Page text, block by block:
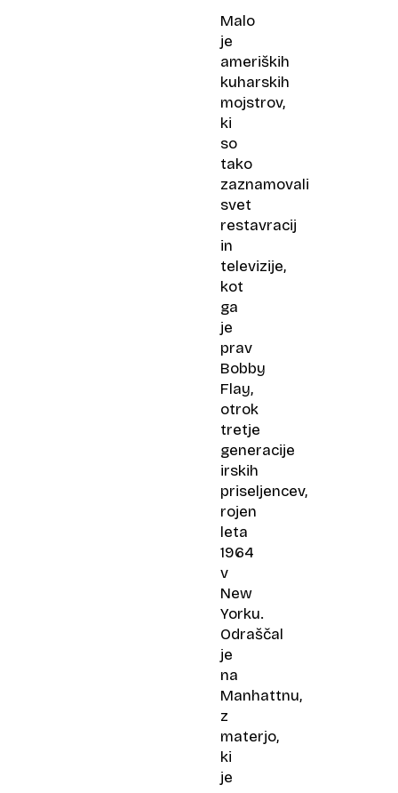
hrano
sovražil
pretvarjanje
Malo
je
ameriških
kuharskih
mojstrov,
ki
so
tako
zaznamovali
svet
restavracij
in
televizije,
kot
ga
je
prav
Bobby
Flay,
otrok
tretje
generacije
irskih
priseljencev,
rojen
leta
1964
v
New
Yorku.
Odraščal
je
na
Manhattnu,
z
materjo,
ki
je